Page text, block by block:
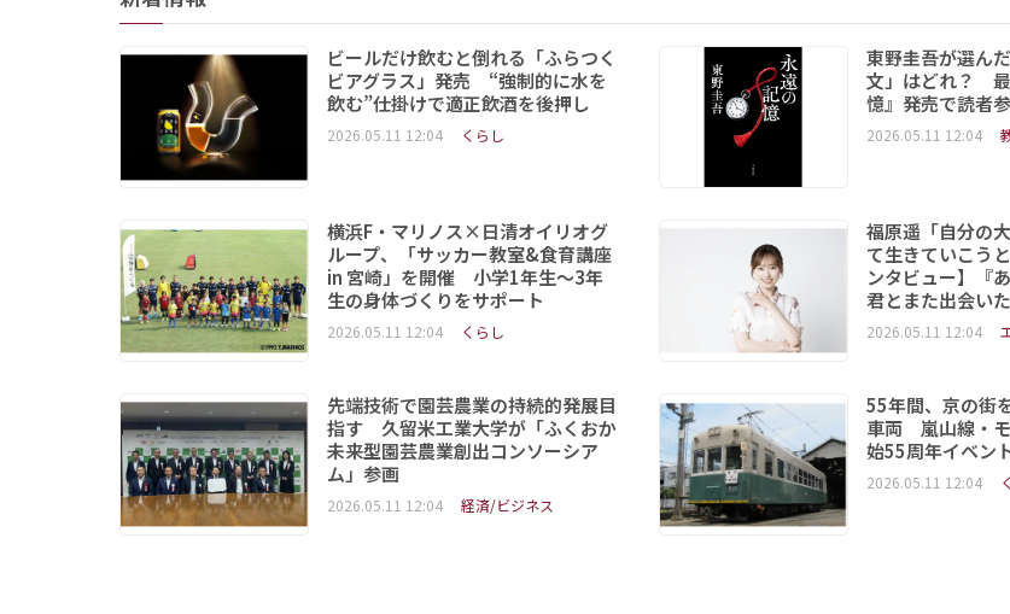
ビールだけ飲むと倒れる「ふらつく
ビアグラス」発売 “強制的に水を
飲む”仕掛けで適正飲酒を後押し
2026.05.11 12:04 くらし
東野圭吾が選ん
文」はどれ？
憶』発売で読者
2026.05.11 12:04
横浜F・マリノス×日清オイリオグ
ループ、「サッカー教室&食育講座
in 宮崎」を開催 小学1年生～3年
生の身体づくりをサポート
2026.05.11 12:04 くらし
福原遥「自分の
て生きていこう
ンタビュー】『
君とまた出会いた
2026.05.11 12:04
先端技術で園芸農業の持続的発展目
指す 久留米工業大学が「ふくおか
未来型園芸農業創出コンソーシア
ム」参画
2026.05.11 12:04 経済/ビジネス
55年間、京の街
車両 嵐山線・
始55周年イベン
2026.05.11 12:04